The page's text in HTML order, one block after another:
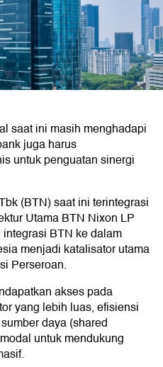
saat ini masih menghadapi
juga harus
untuk penguatan sinergi
(BTN) saat ini terintegrasi
Utama BTN Nixon LP
BTN ke dalam
menjadi katalisator utama
Perseroan.
akses pada
yang lebih luas, efisiensi
daya (shared
untuk mendukung